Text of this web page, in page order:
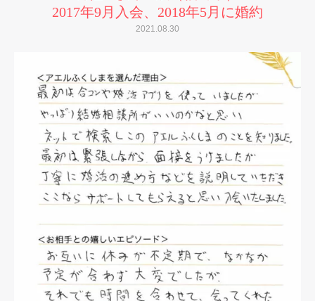
2017年9月入会、2018年5月に婚約
2021.08.30